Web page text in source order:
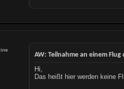
AW: Teilnahme an einem Flug
Hi,
Das heißt hier werden keine